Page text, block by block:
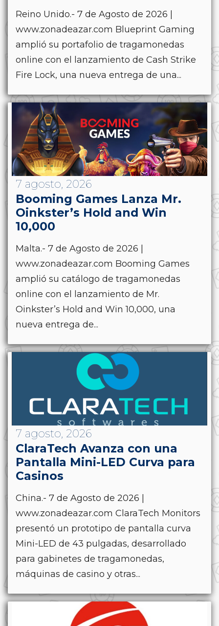
Reino Unido.- 7 de Agosto de 2026 |
www.zonadeazar.com Blueprint Gaming
amplió su portafolio de tragamonedas
online con el lanzamiento de Cash Strike
Fire Lock, una nueva entrega de una...
7 agosto, 2026
Booming Games Lanza Mr.
Oinkster’s Hold and Win
10,000
Malta.- 7 de Agosto de 2026 |
www.zonadeazar.com Booming Games
amplió su catálogo de tragamonedas
online con el lanzamiento de Mr.
Oinkster’s Hold and Win 10,000, una
nueva entrega de...
7 agosto, 2026
ClaraTech Avanza con una
Pantalla Mini-LED Curva para
Casinos
China.- 7 de Agosto de 2026 |
www.zonadeazar.com ClaraTech Monitors
presentó un prototipo de pantalla curva
Mini-LED de 43 pulgadas, desarrollado
para gabinetes de tragamonedas,
máquinas de casino y otras...